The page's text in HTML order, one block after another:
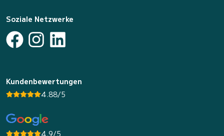
Soziale Netzwerke
Kundenbewertungen
4.88/5
4.9/5